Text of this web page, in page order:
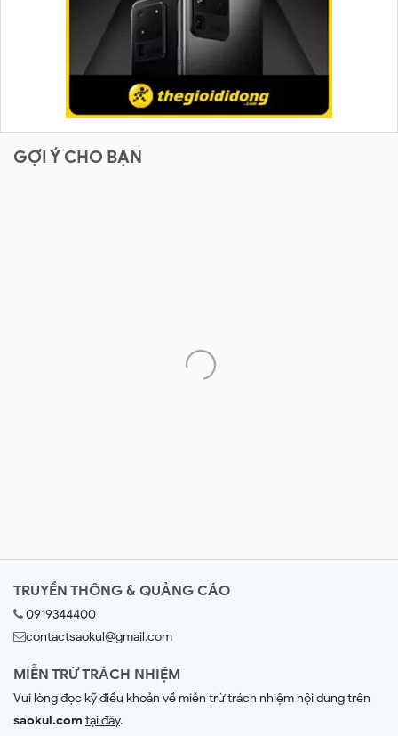
GỢI Ý CHO BẠN
TRUYỀN THÔNG & QUẢNG CÁO
0919344400
contactsaokul@gmail.com
MIỄN TRỪ TRÁCH NHIỆM
Vui lòng đọc kỹ điều khoản về miễn trừ trách nhiệm nội dung trên
saokul.com tại đây.